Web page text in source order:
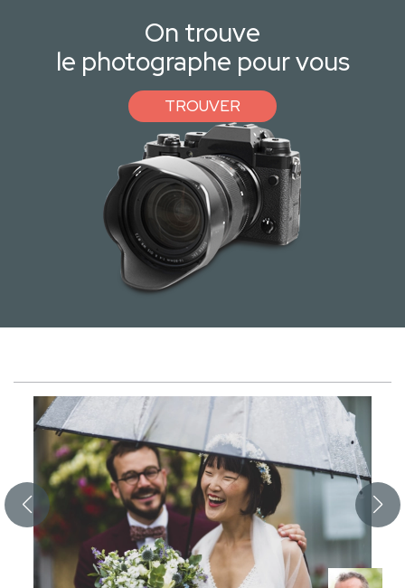
On trouve
le photographe pour vous
TROUVER